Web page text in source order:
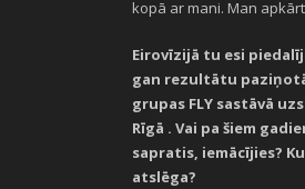
kopā ar mani. Man
Eirovīzijā tu esi
gan rezultātu
grupas FLY sastāvā
Rīgā . Vai pa šiem
sapratis, iemācījies?
atslēga?